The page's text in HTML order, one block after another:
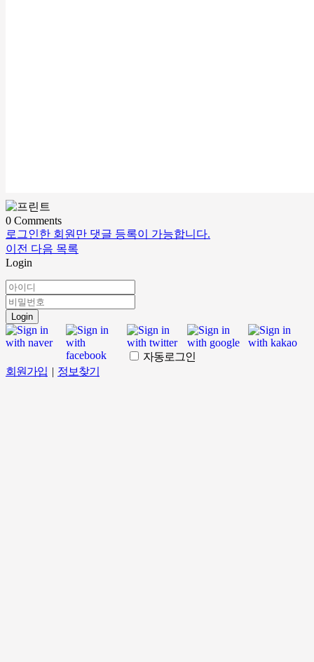
0 Comments
로그인한 회원만 댓글 등록이 가능합니다.
이전 다음 목록
Login
Login
자동로그인
회원가입 | 정보찾기